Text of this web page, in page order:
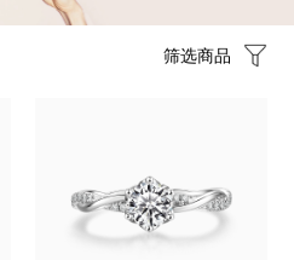
筛选商品